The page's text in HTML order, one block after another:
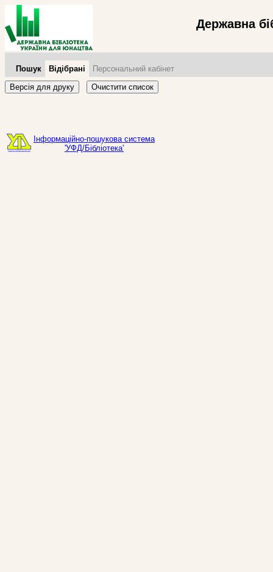
Державна
Пошук Відібрані
Персональний кабінет
Версія для друку
Очистити список
Інформаційно-пошукова система
'УФД/Бібліотека'